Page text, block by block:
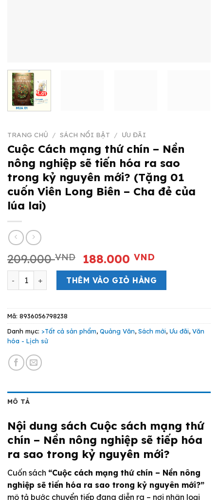
TRANG CHỦ / SÁCH NỔI BẬT / ƯU ĐÃI
Cuộc Cách mạng thứ chín – Nền
nông nghiệp sẽ tiến hóa ra sao
trong kỷ nguyên mới? (Tặng 01
cuốn Viên Long Biên – Cha đẻ của
lúa lai)
209.000VND
Giá
gốc
là:
209.000 VND.
188.000VND
hiện
tại
là:
188.000
Cuộc Cách mạng thứ chín - Nền nông nghiệp sẽ tiến
THÊM VÀO GIỎ HÀNG
Mã: 8936056798238
Danh mục: >Tất cả sản phẩm, Quảng Văn, Sách mới, Ưu đãi, Văn
hóa - Lịch sử
MÔ TẢ
Nội dung sách Cuộc sách mạng thứ
chín – Nền nông nghiệp sẽ tiếp hóa
ra sao trong kỷ nguyên mới?
Cuốn sách “Cuộc cách mạng thứ chín – Nền nông
nghiệp sẽ tiến hóa ra sao trong kỷ nguyên mới?”
mô tả bước chuyển tiếp đang diễn ra – nơi nhân loại